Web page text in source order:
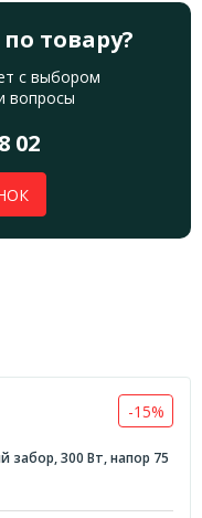
товару?
с выбором
вопросы
02
-15%
забор, 300 Вт, напор 75